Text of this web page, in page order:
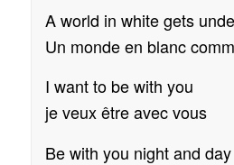
A world in white gets
Un monde en blanc
I want to be with you
je veux être avec vous
Be with you night and day